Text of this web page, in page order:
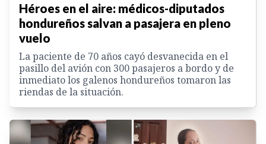
Héroes en el aire: médicos-diputados
hondureños salvan a pasajera en pleno
vuelo
La paciente de 70 años cayó desvanecida en el
pasillo del avión con 300 pasajeros a bordo y de
inmediato los galenos hondureños tomaron las
riendas de la situación.